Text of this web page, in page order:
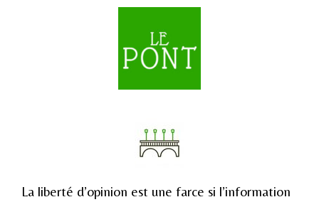
La liberté d’opinion est une farce si l’information